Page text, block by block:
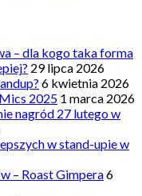
– dla kogo taka forma
29 lipca 2026
6 kwietnia 2026
2025 1 marca 2026
nagród 27 lutego w
w stand-upie w
– Roast Gimpera6